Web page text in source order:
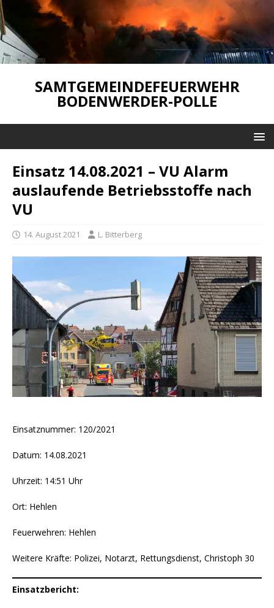
SAMTGEMEINDEFEUERWEHR
BODENWERDER-POLLE
Einsatz 14.08.2021 – VU Alarm
auslaufende Betriebsstoffe nach
VU
14. August 2021 L. Bitterberg
Einsatznummer: 120/2021
Datum: 14.08.2021
Uhrzeit: 14:51 Uhr
Ort: Hehlen
Feuerwehren: Hehlen
Weitere Kräfte: Polizei, Notarzt, Rettungsdienst, Christoph 30
Einsatzbericht: